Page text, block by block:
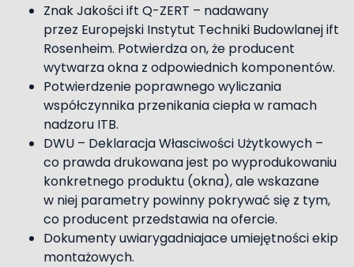
Znak Jakości ift Q-ZERT – nadawany
przez Europejski Instytut Techniki Budowlanej ift
Rosenheim. Potwierdza on, że producent
wytwarza okna z odpowiednich komponentów.
Potwierdzenie poprawnego wyliczania
współczynnika przenikania ciepła w ramach
nadzoru ITB.
DWU – Deklaracja Własciwości Użytkowych –
co prawda drukowana jest po wyprodukowaniu
konkretnego produktu (okna), ale wskazane
w niej parametry powinny pokrywać się z tym,
co producent przedstawia na ofercie.
Dokumenty uwiarygadniajace umiejętności ekip
montażowych.